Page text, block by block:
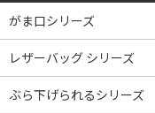
がま口シリーズ
レザーバッグ シリーズ
ぶら下げられるシリーズ